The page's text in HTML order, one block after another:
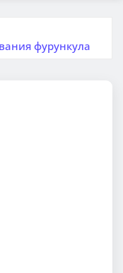
фурункула